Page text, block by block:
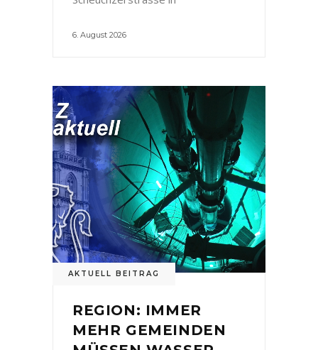
6. August 2026
AKTUELL BEITRAG
REGION: IMMER
MEHR GEMEINDEN